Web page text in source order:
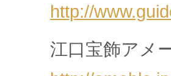
http://
江口宝飾アメ